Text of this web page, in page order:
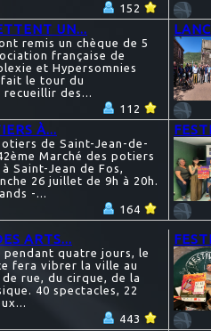
152
UN...
remis un chèque de 5
française de
et Hypersomnies
le tour du
des...
112
À...
de Saint-Jean-de-
Marché des potiers
Saint-Jean de Fos,
26 juillet de 9h à 20h.
-...
164
ARTS...
pendant quatre jours, le
fera vibrer la ville au
rue, du cirque, de la
40 spectacles, 22
443